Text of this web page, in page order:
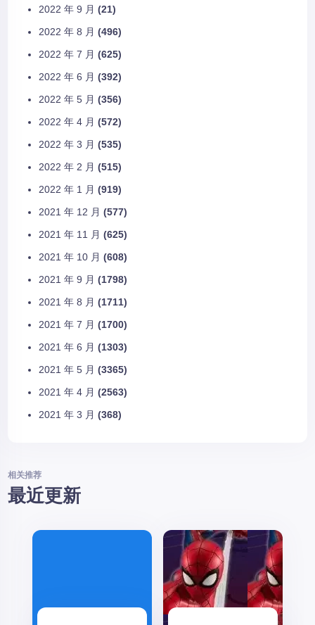
2022 年 9 月 (21)
2022 年 8 月 (496)
2022 年 7 月 (625)
2022 年 6 月 (392)
2022 年 5 月 (356)
2022 年 4 月 (572)
2022 年 3 月 (535)
2022 年 2 月 (515)
2022 年 1 月 (919)
2021 年 12 月 (577)
2021 年 11 月 (625)
2021 年 10 月 (608)
2021 年 9 月 (1798)
2021 年 8 月 (1711)
2021 年 7 月 (1700)
2021 年 6 月 (1303)
2021 年 5 月 (3365)
2021 年 4 月 (2563)
2021 年 3 月 (368)
相关推荐
最近更新